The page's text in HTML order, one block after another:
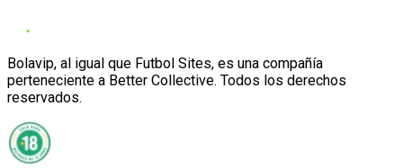
Bolavip, al igual que Futbol Sites, es una compañía
perteneciente a Better Collective. Todos los derechos
reservados.